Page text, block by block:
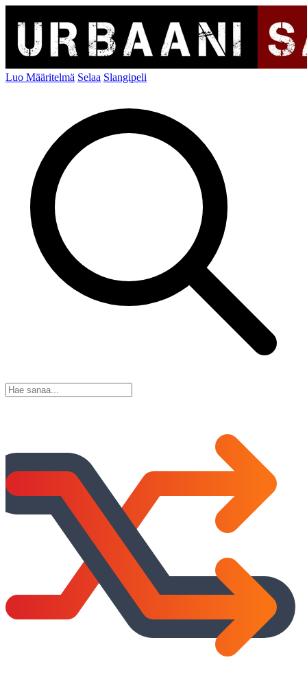
Luo Määritelmä Selaa Slangipeli